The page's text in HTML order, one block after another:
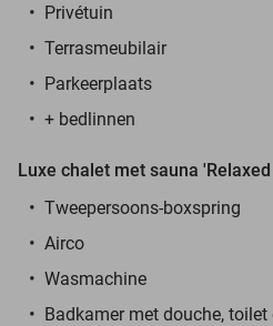
Privétuin
Terrasmeubilair
Parkeerplaats
+ bedlinnen
Luxe chalet met sauna
Tweepersoons-boxspring
Airco
Wasmachine
Badkamer met douche,